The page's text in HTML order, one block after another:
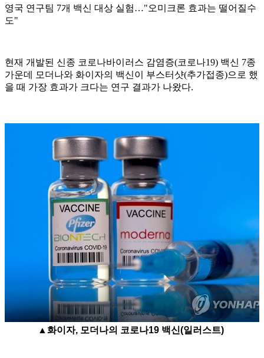
영국 연구팀 7개 백신 대상 실험…"오미크론 효과는 떨어질수
도"
현재 개발된 신종 코로나바이러스 감염증(코로나19) 백신 7종
가운데 모더나와 화이자의 백신이 부스터샷(추가접종)으로 했
을 때 가장 효과가 크다는 연구 결과가 나왔다.
▲화이자, 모더나의 코로나19 백신(일러스트)